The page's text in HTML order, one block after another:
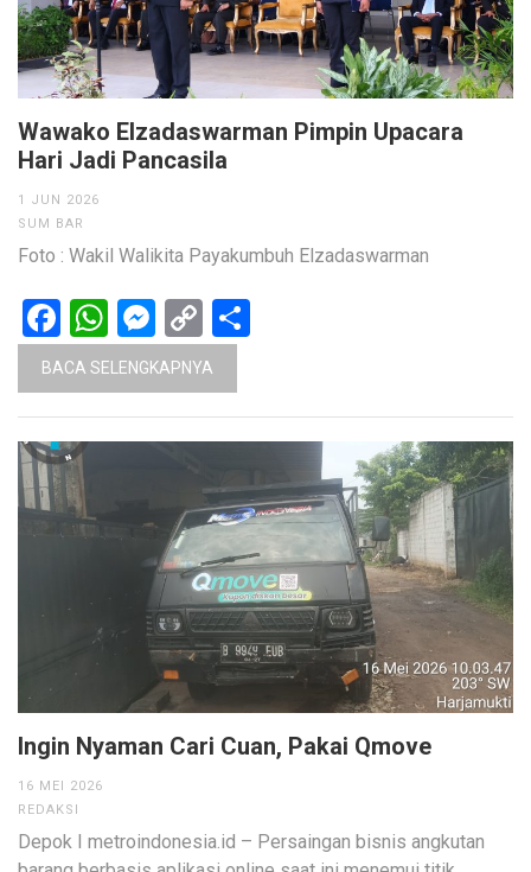
Wawako Elzadaswarman Pimpin Upacara
Hari Jadi Pancasila
1 JUN 2026
SUM BAR
Foto : Wakil Walikita Payakumbuh Elzadaswarman
Facebook
WhatsApp
Messenger
Copy
Link
BACA SELENGKAPNYA
Ingin Nyaman Cari Cuan, Pakai Qmove
16 MEI 2026
REDAKSI
Depok I metroindonesia.id – Persaingan bisnis angkutan